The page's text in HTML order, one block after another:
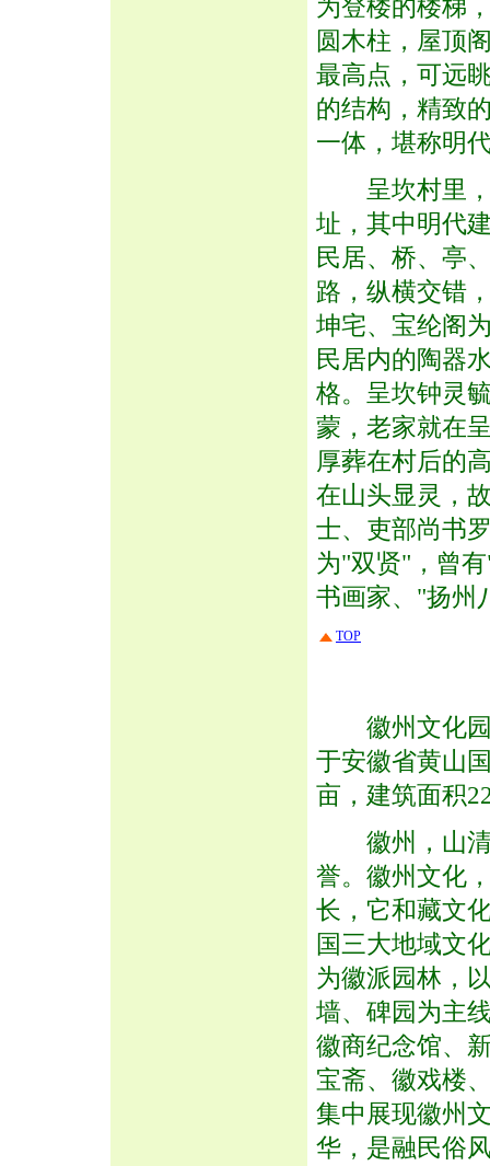
为登楼的楼梯
圆木柱，屋顶
最高点，可远
的结构，精致
一体，堪称明
呈坎村里，
址，其中明代
民居、桥、亭
路，纵横交错
坤宅、宝纶阁
民居内的陶器
格。呈坎钟灵
蒙，老家就在
厚葬在村后的
在山头显灵，
士、吏部尚书
为"双贤"，曾
书画家、"扬州
TOP
徽州文化园
于安徽省黄山
亩，建筑面积
徽州，山清
誉。徽州文化
长，它和藏文
国三大地域文
为徽派园林，
墙、碑园为主
徽商纪念馆、
宝斋、徽戏楼
集中展现徽州
华，是融民俗